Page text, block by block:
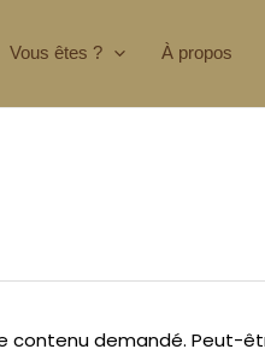
Vous êtes ? À propos
contenu demandé. Peut-